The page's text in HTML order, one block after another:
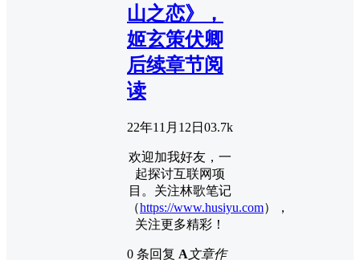
山之恋》，
姬玄策伏卿
后续章节阅
读
22年11月12日 03.7k
欢迎加我好友，一
起探讨互联网项
目。关注林歌笔记
（https://www.husiyu.com），
关注更多精彩！
0 条回复 A文章作